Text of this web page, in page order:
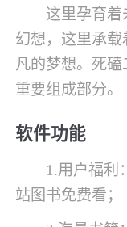
这里孕育
幻想，这里承
凡的梦想。死
重要组成部分。
软件功能
1.用户福利
站图书免费看；